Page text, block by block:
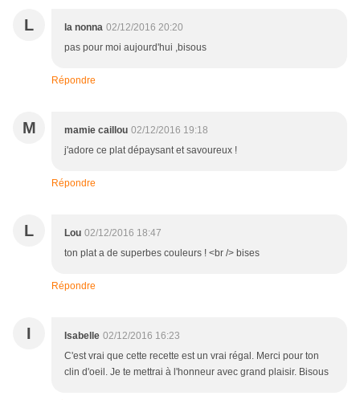
L la nonna 02/12/2016 20:20
pas pour moi aujourd'hui ,bisous
Répondre
M mamie caillou 02/12/2016 19:18
j'adore ce plat dépaysant et savoureux !
Répondre
L Lou 02/12/2016 18:47
ton plat a de superbes couleurs ! <br /> bises
Répondre
I Isabelle 02/12/2016 16:23
C'est vrai que cette recette est un vrai régal. Merci pour ton
clin d'oeil. Je te mettrai à l'honneur avec grand plaisir. Bisous